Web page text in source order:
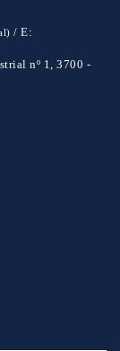
/E:
nº 1, 3700 -